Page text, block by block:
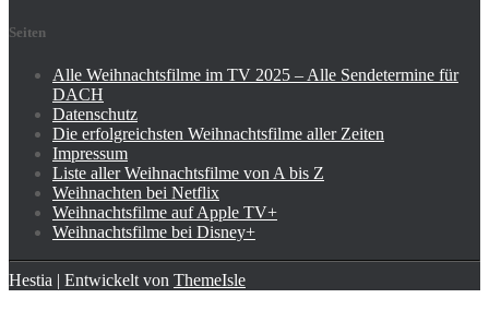
Seiten
Alle Weihnachtsfilme im TV 2025 – Alle Sendetermine für
DACH
Datenschutz
Die erfolgreichsten Weihnachtsfilme aller Zeiten
Impressum
Liste aller Weihnachtsfilme von A bis Z
Weihnachten bei Netflix
Weihnachtsfilme auf Apple TV+
Weihnachtsfilme bei Disney+
Hestia | Entwickelt von ThemeIsle